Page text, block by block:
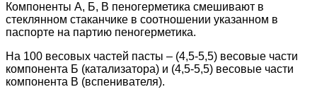
Компоненты А, Б, В пеногерметика смешивают в
стеклянном стаканчике в соотношении указанном в
паспорте на партию пеногерметика.
На 100 весовых частей пасты – (4,5-5,5) весовые части
компонента Б (катализатора) и (4,5-5,5) весовые части
компонента В (вспенивателя).